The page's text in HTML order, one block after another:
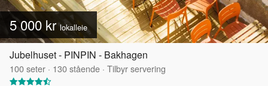
5 000 krlokalleie
Jubelhuset - PINPIN - Bakhagen
100seter · 130stående · Tilbyr servering